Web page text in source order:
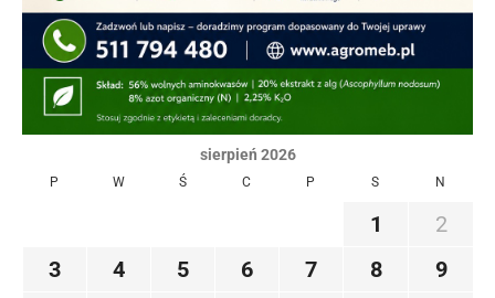
sierpień 2026
P W Ś C P S N
1
2
3
4 5 6 7 8
9